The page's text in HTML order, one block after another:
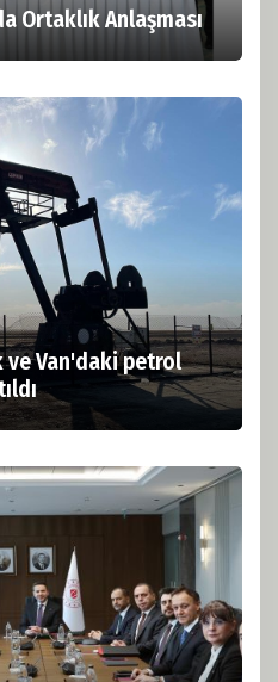
Ortaklık Anlaşması
ve Van'daki petrol